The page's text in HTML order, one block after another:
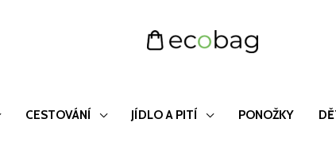
CESTOVÁNÍ JÍDLO A PITÍ PONOŽKY